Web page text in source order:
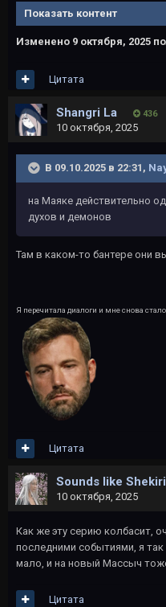
Показать контент
Изменено 9 октября, 2025
Цитата
Shangri La 436
10 октября, 2025
В 09.10.2025 в 22:31,
на Маяке действительно
духов и демонов
Там в каком-то бантере они
Я перечитала диалоги и мне снова
Цитата
Sounds like Shekiri
10 октября, 2025
Как же эту серию колбасит,
последними событиями, я
мало, и на новый Массыч
Цитата